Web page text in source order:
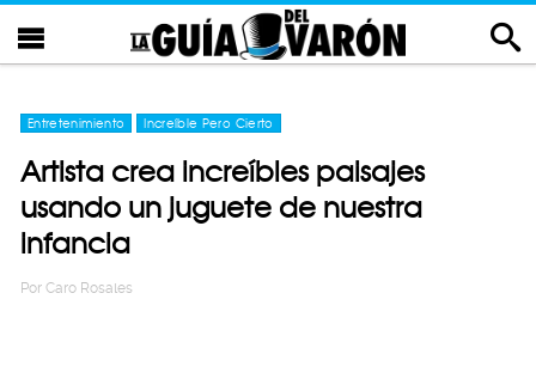
Entretenimiento Increíble Pero Cierto
Artista crea increíbles paisajes
usando un juguete de nuestra
infancia
Por Caro Rosales